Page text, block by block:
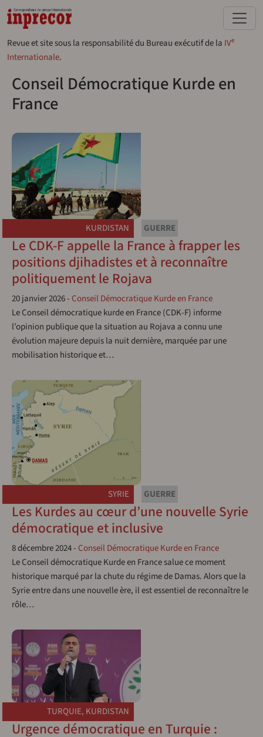
Aller au contenu principal
Revue et site sous la responsabilité du Bureau exécutif de la IVe
Internationale.
Conseil Démocratique Kurde en
France
KURDISTAN GUERRE
Le CDK-F appelle la France à frapper les
positions djihadistes et à reconnaître
politiquement le Rojava
20 janvier 2026- Conseil Démocratique Kurde en France
Le Conseil démocratique kurde en France (CDK-F) informe
l’opinion publique que la situation au Rojava a connu une
évolution majeure depuis la nuit dernière, marquée par une
mobilisation historique et…
SYRIE GUERRE
Les Kurdes au cœur d’une nouvelle Syrie
démocratique et inclusive
8 décembre 2024- Conseil Démocratique Kurde en France
Le Conseil démocratique Kurde en France salue ce moment
historique marqué par la chute du régime de Damas. Alors que la
Syrie entre dans une nouvelle ère, il est essentiel de reconnaître le
rôle…
TURQUIE, KURDISTAN
Urgence démocratique en Turquie :